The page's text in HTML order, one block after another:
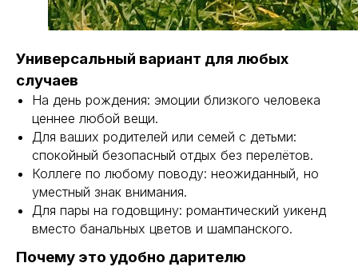
Универсальный вариант для любых
случаев
На день рождения: эмоции близкого человека
ценнее любой вещи.
Для ваших родителей или семей с детьми:
спокойный безопасный отдых без перелётов.
Коллеге по любому поводу: неожиданный, но
уместный знак внимания.
Для пары на годовщину: романтический уикенд
вместо банальных цветов и шампанского.
Почему это удобно дарителю